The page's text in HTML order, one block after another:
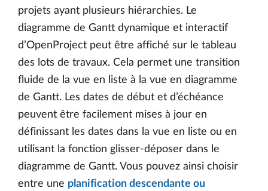
projets ayant plusieurs hiérarchies. Le
diagramme de Gantt dynamique et interactif
d’OpenProject peut être affiché sur le tableau
des lots de travaux. Cela permet une transition
fluide de la vue en liste à la vue en diagramme
de Gantt. Les dates de début et d’échéance
peuvent être facilement mises à jour en
définissant les dates dans la vue en liste ou en
utilisant la fonction glisser-déposer dans le
diagramme de Gantt. Vous pouvez ainsi choisir
entre une planification descendante ou